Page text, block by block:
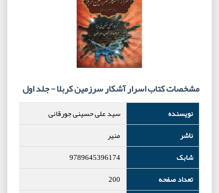
مشخصات کتاب اسرار آشکار سرزمین کربلا - جلد اول
نویسنده
سید علی حسینی جورقانی
ناشر
منیر
شابک
9789645396174
تعداد صفحه
200